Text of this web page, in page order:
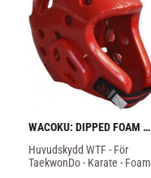
WACOKU: DIPPED FOAM
WTF HUVUDSKYDD - RÖD
Huvudskydd WTF - För
TaekwonDo - Karate - Foam